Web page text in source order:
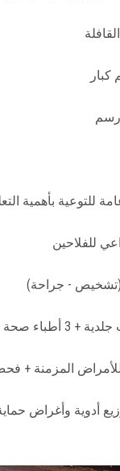
كبار
رسم
للتوعية بأهمية
للفلاحين
+ أطفال + طب أسرة
المزمنة +
أدوية وأغراض